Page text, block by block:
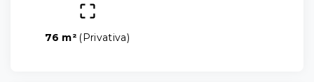
76 m² (Privativa)